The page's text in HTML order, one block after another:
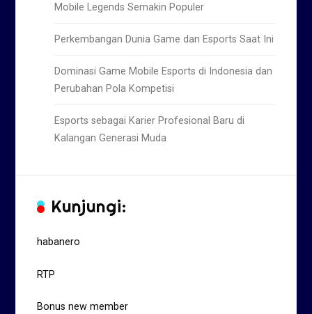
Mobile Legends Semakin Populer
Perkembangan Dunia Game dan Esports Saat Ini
Dominasi Game Mobile Esports di Indonesia dan
Perubahan Pola Kompetisi
Esports sebagai Karier Profesional Baru di
Kalangan Generasi Muda
Kunjungi:
habanero
RTP
Bonus new member